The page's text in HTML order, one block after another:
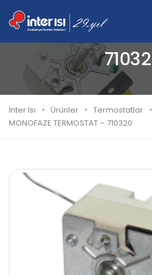
MONOFAZE
İnter Isı Ürünler
Termostatlar
MONOFAZE TERMOSTAT – 710320